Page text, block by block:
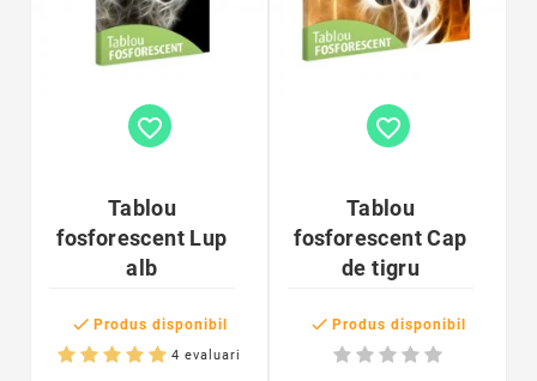
favorite_border
Tablou
fosforescent Lup
alb
 Produs disponibil
4 evaluari
favorite_border
Tablou
fosforescent Cap
de tigru
 Produs disponibil